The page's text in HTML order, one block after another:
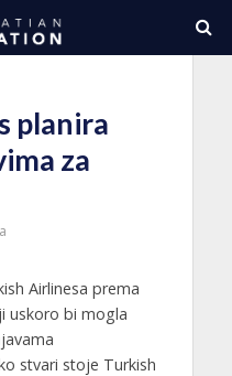
planira
za
Airlinesa prema
uskoro bi mogla
stvari stoje Turkish